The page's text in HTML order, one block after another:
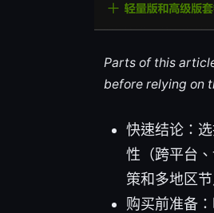
Parts of this
before relying on
快速结论：
性（跨平台
策和多地区节
购买前准备